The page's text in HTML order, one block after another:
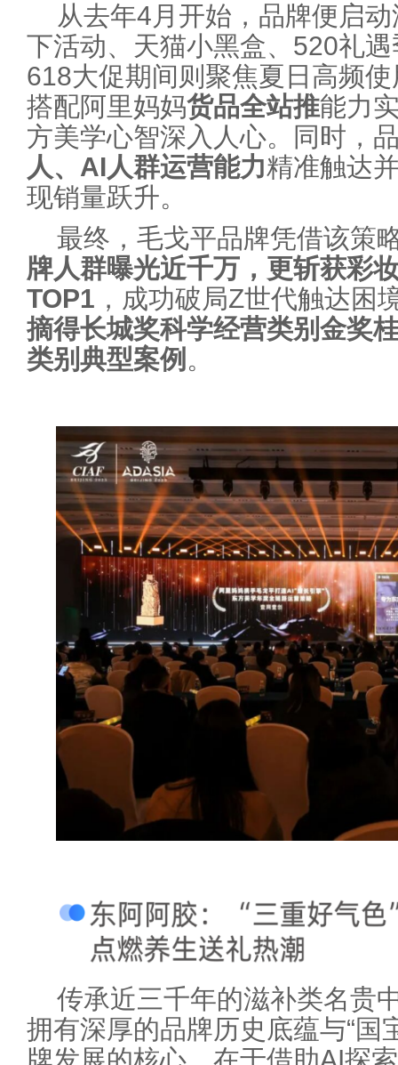
从去年4月开始，品牌便启
下活动、天猫小黑盒、520礼
618大促期间则聚焦夏日高频
搭配阿里妈妈货品全站推能力
方美学心智深入人心。同时，
人、AI人群运营能力精准触达
现销量跃升。
最终，毛戈平品牌凭借该策
牌人群曝光近千万，更斩获彩
TOP1 ，成功破局Z世代触达困
摘得长城奖科学经营类别金奖
类别典型案例 。
传承近三千年的滋补类名贵
拥有深厚的品牌历史底蕴与“国